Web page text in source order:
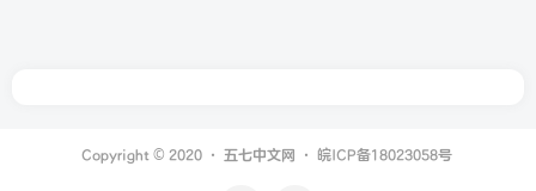
Copyright © 2020 · 五七中文网 · 皖ICP备18023058号